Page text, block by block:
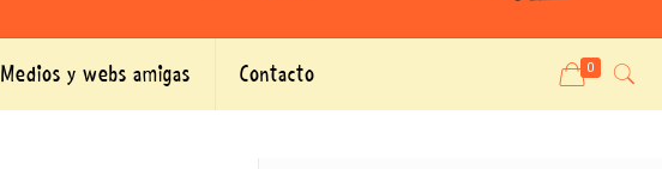
Medios y webs amigas Contacto 0